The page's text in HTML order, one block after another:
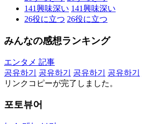
141興味深い 141興味深い
26役に立つ 26役に立つ
みんなの感想ランキング
エンタメ 記事
공유하기
공유하기 공유하기 공유하기
リンクコピーが完了しました。
포토뷰어